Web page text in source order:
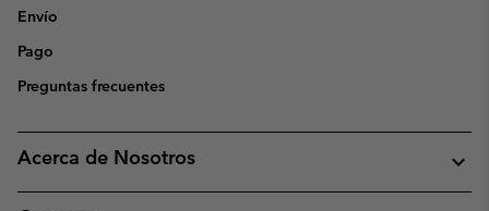
Envío
Pago
Preguntas frecuentes
Acerca de Nosotros